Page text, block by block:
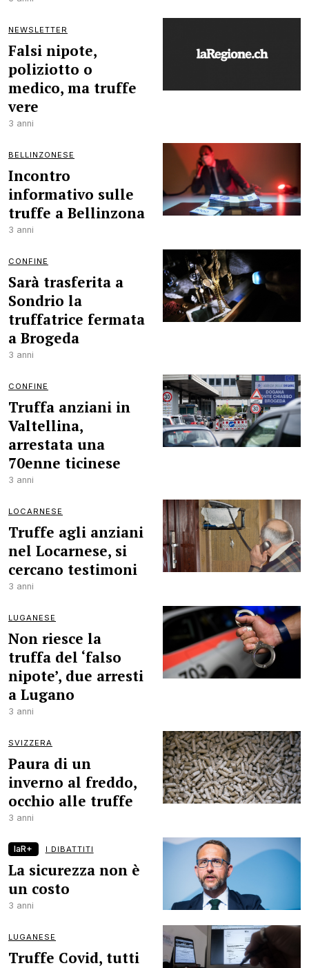
NEWSLETTER
Falsi nipote,
poliziotto o
medico, ma truffe
vere
3 anni
BELLINZONESE
Incontro
informativo sulle
truffe a Bellinzona
3 anni
CONFINE
Sarà trasferita a
Sondrio la
truffatrice fermata
a Brogeda
3 anni
CONFINE
Truffa anziani in
Valtellina,
arrestata una
70enne ticinese
3 anni
LOCARNESE
Truffe agli anziani
nel Locarnese, si
cercano testimoni
3 anni
LUGANESE
Non riesce la
truffa del ‘falso
nipote’, due arresti
a Lugano
3 anni
SVIZZERA
Paura di un
inverno al freddo,
occhio alle truffe
3 anni
laR+ I DIBATTITI
La sicurezza non è
un costo
3 anni
LUGANESE
Truffe Covid, tutti